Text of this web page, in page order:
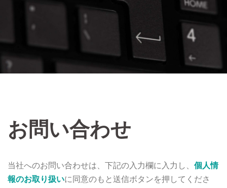
お問い合わせ
当社へのお問い合わせは、下記の入力欄に入力し、 個人情
報のお取り扱いに同意のもと送信ボタンを押してくださ